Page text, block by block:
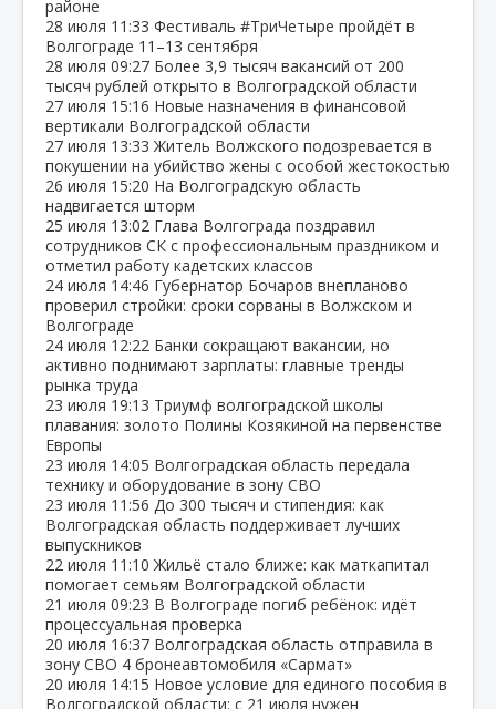
районе
28 июля 11:33 Фестиваль #ТриЧетыре пройдёт в
Волгограде 11–13 сентября
28 июля 09:27 Более 3,9 тысяч вакансий от 200
тысяч рублей открыто в Волгоградской области
27 июля 15:16 Новые назначения в финансовой
вертикали Волгоградской области
27 июля 13:33 Житель Волжского подозревается в
покушении на убийство жены с особой жестокостью
26 июля 15:20 На Волгоградскую область
надвигается шторм
25 июля 13:02 Глава Волгограда поздравил
сотрудников СК с профессиональным праздником и
отметил работу кадетских классов
24 июля 14:46 Губернатор Бочаров внепланово
проверил стройки: сроки сорваны в Волжском и
Волгограде
24 июля 12:22 Банки сокращают вакансии, но
активно поднимают зарплаты: главные тренды
рынка труда
23 июля 19:13 Триумф волгоградской школы
плавания: золото Полины Козякиной на первенстве
Европы
23 июля 14:05 Волгоградская область передала
технику и оборудование в зону СВО
23 июля 11:56 До 300 тысяч и стипендия: как
Волгоградская область поддерживает лучших
выпускников
22 июля 11:10 Жильё стало ближе: как маткапитал
помогает семьям Волгоградской области
21 июля 09:23 В Волгограде погиб ребёнок: идёт
процессуальная проверка
20 июля 16:37 Волгоградская область отправила в
зону СВО 4 бронеавтомобиля «Сармат»
20 июля 14:15 Новое условие для единого пособия в
Волгоградской области: с 21 июля нужен